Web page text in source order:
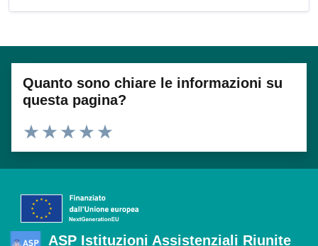
Quanto sono chiare le informazioni su
questa pagina?
ASP Istituzioni Assistenziali Riunite